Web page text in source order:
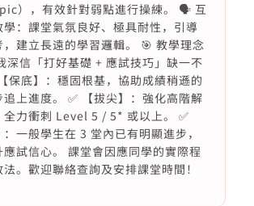
），有效針對弱點進行操練。 🗣️ 互
學：課堂氣氛良好、極具耐性，引導
，建立長遠的學習邏輯。 🎯 教學理念
深信「打好基礎 + 應試技巧」缺一不
保底】：穩固根基，協助成績稍遜的
上進度。 ✅ 【拔尖】：強化高階解
全力衝刺 Level 5 / 5* 或以上。 ✅
：一般學生在 3 堂內已有明顯進步，
應試信心。 課堂會因應同學的實際程
。歡迎聯絡查詢及安排課堂時間！